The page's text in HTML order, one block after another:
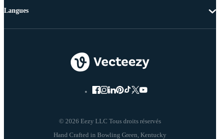
© 2026 Eezy LLC Tous droits réservés
Langues